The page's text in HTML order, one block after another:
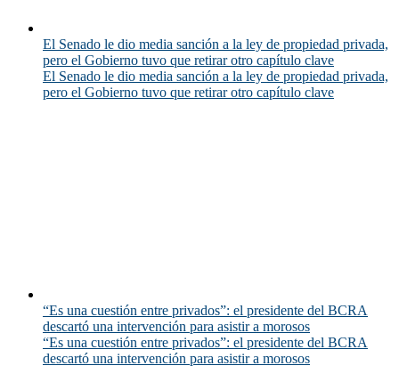
El Senado le dio media sanción a la ley de propiedad privada,
pero el Gobierno tuvo que retirar otro capítulo clave
El Senado le dio media sanción a la ley de propiedad privada,
pero el Gobierno tuvo que retirar otro capítulo clave
“Es una cuestión entre privados”: el presidente del BCRA
descartó una intervención para asistir a morosos
“Es una cuestión entre privados”: el presidente del BCRA
descartó una intervención para asistir a morosos